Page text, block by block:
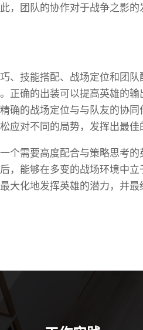
，团队的协作对于战争之影的
、技能搭配、战场定位和团
正确的出装可以提高英雄的
确的战场定位与与队友的协
应对不同的局势，发挥出最佳
个需要高度配合与策略思考的
，能够在多变的战场环境中
大化地发挥英雄的潜力，并最